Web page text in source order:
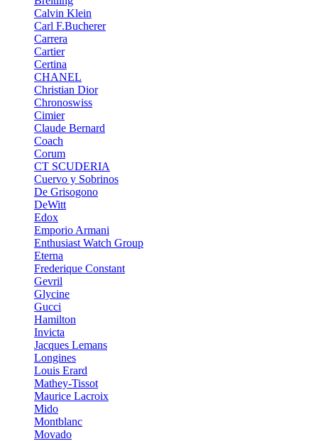
Calvin Klein
Carl F.Bucherer
Carrera
Cartier
Certina
CHANEL
Christian Dior
Chronoswiss
Cimier
Claude Bernard
Coach
Corum
CT SCUDERIA
Cuervo y Sobrinos
De Grisogono
DeWitt
Edox
Emporio Armani
Enthusiast Watch Group
Eterna
Frederique Constant
Gevril
Glycine
Gucci
Hamilton
Invicta
Jacques Lemans
Longines
Louis Erard
Mathey-Tissot
Maurice Lacroix
Mido
Montblanc
Movado